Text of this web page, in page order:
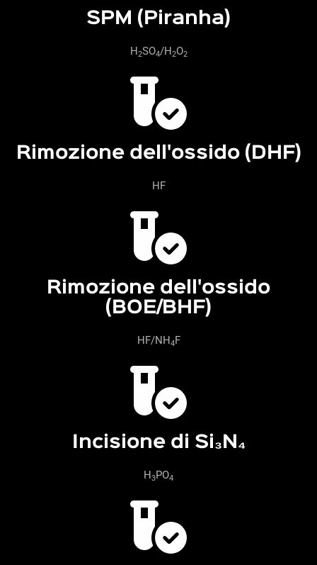
SPM (Piranha)
H2SO4/H2O2
Rimozione dell'ossido (DHF)
HF
Rimozione dell'ossido
(BOE/BHF)
HF/NH4F
Incisione di Si₃N₄
H3PO4